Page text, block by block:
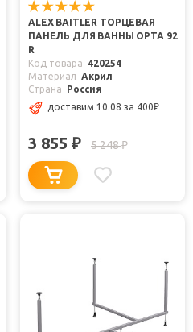
ALEX BAITLER ТОРЦЕВАЯ
ПАНЕЛЬ ДЛЯ ВАННЫ ОРТА 92
R
Код товара
420254
Материал
Акрил
Страна
Россия
доставим 10.08 за 400₽
3 855 ₽ 5 248₽